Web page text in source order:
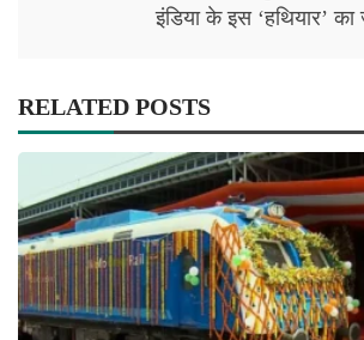
इंडिया के इस ‘हथियार’ का
RELATED POSTS